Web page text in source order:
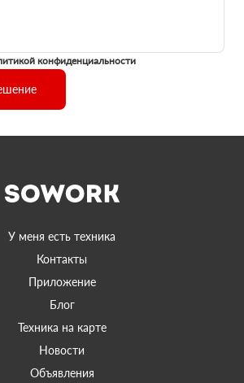
конфиденциальности
У меня есть техника
Контакты
Приложение
Блог
Техника на карте
Новости
Объявления